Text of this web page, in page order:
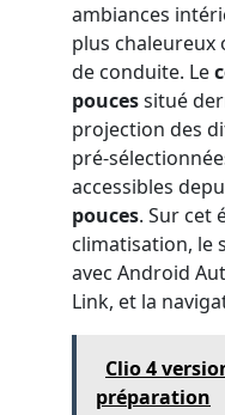
ambiances
plus chaleureux
de conduite. Le
poucessitué
projection des
pré-
accessibles
pouces. Sur cet
climatisation, le
avec Android
Link, et la
Clio 4
préparation